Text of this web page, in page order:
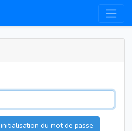
du mot de passe